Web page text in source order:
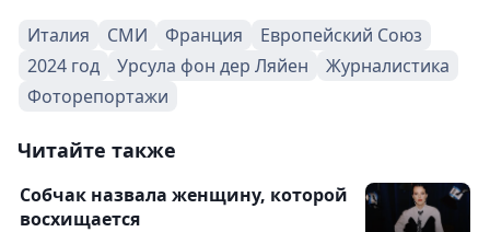
Италия СМИ Франция
Европейский Союз
2024 год
Урсула фон дер Ляйен
Журналистика
Фоторепортажи
Читайте также
Собчак назвала женщину, которой
восхищается